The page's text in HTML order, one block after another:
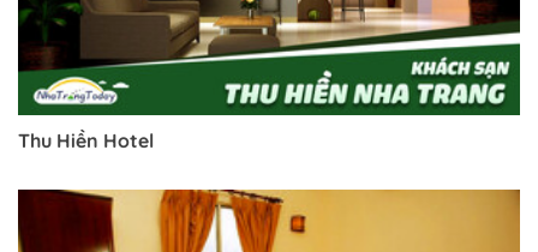
Thu Hiền Hotel